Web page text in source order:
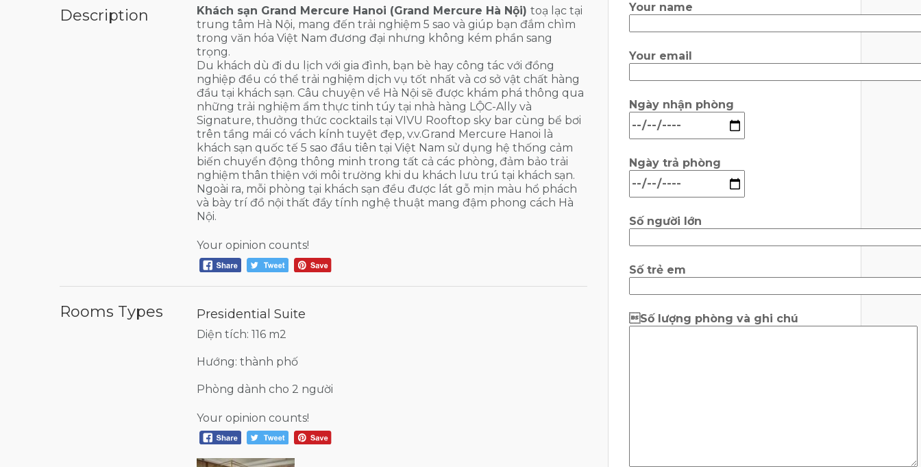
Description Khách sạn Grand Mercure Hanoi (Grand Mercure Hà Nội) toạ lạc tại
trung tâm Hà Nội, mang đến trải nghiệm 5 sao và giúp bạn đắm chìm
trong văn hóa Việt Nam đương đại nhưng không kém phần sang
trọng.
Du khách dù đi du lịch với gia đình, bạn bè hay công tác với đồng
nghiệp đều có thể trải nghiệm dịch vụ tốt nhất và cơ sở vật chất hàng
đầu tại khách sạn. Câu chuyện về Hà Nội sẽ được khám phá thông qua
những trải nghiệm ẩm thực tinh túy tại nhà hàng LỘC-Ally và
Signature, thưởng thức cocktails tại VIVU Rooftop sky bar cùng bể bơi
trên tầng mái có vách kính tuyệt đẹp, v.v.Grand Mercure Hanoi là
khách sạn quốc tế 5 sao đầu tiên tại Việt Nam sử dụng hệ thống cảm
biến chuyển động thông minh trong tất cả các phòng, đảm bảo trải
nghiệm thân thiện với môi trường khi du khách lưu trú tại khách sạn.
Ngoài ra, mỗi phòng tại khách sạn đều được lát gỗ mịn màu hổ phách
và bày trí đồ nội thất đầy tính nghệ thuật mang đậm phong cách Hà
Nội.
Your opinion counts!
Rooms Types Presidential Suite
Diện tích: 116 m2
Hướng: thành phố
Phòng dành cho 2 người
Your opinion counts!
Your name
Your email
Ngày nhận phòng
Ngày trả phòng
Số người lớn
Số trẻ em
Số lượng phòng và ghi chú